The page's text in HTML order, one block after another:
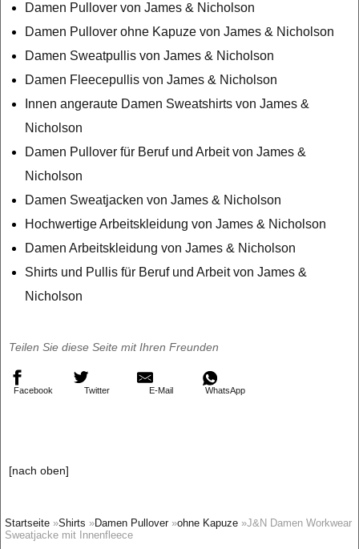
Damen Pullover von James & Nicholson
Damen Pullover ohne Kapuze von James & Nicholson
Damen Sweatpullis von James & Nicholson
Damen Fleecepullis von James & Nicholson
Innen angeraute Damen Sweatshirts von James &
Nicholson
Damen Pullover für Beruf und Arbeit von James &
Nicholson
Damen Sweatjacken von James & Nicholson
Hochwertige Arbeitskleidung von James & Nicholson
Damen Arbeitskleidung von James & Nicholson
Shirts und Pullis für Beruf und Arbeit von James &
Nicholson
Teilen Sie diese Seite mit Ihren Freunden
Facebook Twitter E-Mail WhatsApp
[nach oben]
Startseite »Shirts »Damen Pullover»ohne Kapuze »J&N Damen Workwear
Sweatjacke mit Innenfleece